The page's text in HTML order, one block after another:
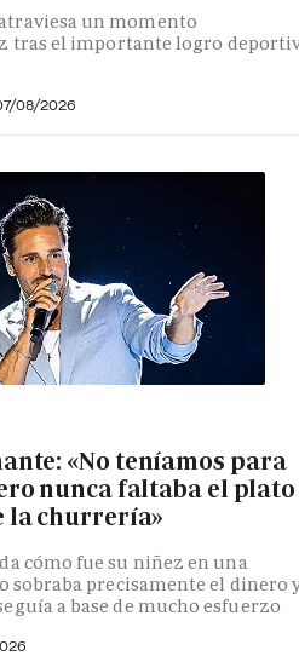
un momento
tras el importante logro
08/2026
«No teníamos para
nunca faltaba el plato
la churrería»
cómo fue su niñez en una
sobraba precisamente el dinero
a base de mucho esfuerzo